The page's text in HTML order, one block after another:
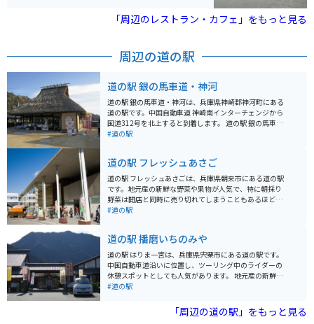
おすすめは外のベンチです。近くに花畑があるので、眺
めながら食べると気持ちが良いです。「周辺のレストラン・カフェ」をもっと見る
周辺の道の駅
道の駅 銀の馬車道・神河
道の駅 銀の馬車道・神河は、兵庫県神崎郡神河町にある
道の駅です。中国自動車道 神崎南インターチェンジから
国道312号を北上すると到着します。 道の駅 銀の馬車
道・神河は、その名の通り、かつて銀を運搬する馬車が
使った料理や、特産品を購入することができます。ま
た、観光案内所では、周辺の観光スポットの情報を入手
することができます。 バイクで訪れる場合、道の駅には
広い駐車場が完備されているので安心です。周辺には、
播磨高原東部の山々が連なり、四季折々の美しい景色を
は、峰山高原や砥峰高原といった、雄大な自然が広がる
観光スポットもあります。 神河町は、名水百選にも選ば
れた「千ヶ峰の銘水」が湧き出る町として知られていま
す。道の駅では、この名水を汲むこともできるので、ぜ
ひお土産にどうぞ。また、地元産の新鮮な野菜や果物も
販売されており、地元の味覚を楽しむことができます。
ドライブやツーリングの休憩場所として最適なだけでな
#道の駅
道の駅 フレッシュあさご
道の駅 フレッシュあさごは、兵庫県朝来市にある道の駅
です。地元産の新鮮な野菜や果物が人気で、特に朝採り
野菜は開店と同時に売り切れてしまうこともあるほどで
す。 レストランでは、地元産の食材を使った料理が楽し
駐車場が完備されているので安心です。また、周辺には
竹田城跡などの観光スポットも点在しており、ツーリン
グの拠点としても最適です。 道の駅 フレッシュあさご
は、地元の美味しいものを堪能できるのはもちろんのこ
と、周辺の観光も楽しめるスポットです。
#道の駅
道の駅 播磨いちのみや
道の駅 はりま一宮は、兵庫県宍粟市にある道の駅です。
中国自動車道沿いに位置し、ツーリング中のライダーの
休憩スポットとしても人気があります。 地元産の新鮮な
野菜や果物が販売されている直売所があり、特産の「播
ンでは、地元産の食材をふんだんに使った料理を楽しむ
ことができます。中でも、宍粟牛を使った料理は絶品で
#道の駅
「周辺の道の駅」をもっと見る